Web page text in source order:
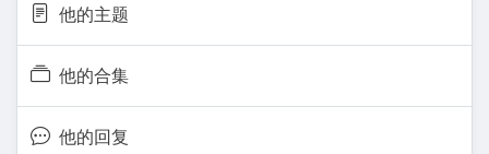
他的主题
他的合集
他的回复